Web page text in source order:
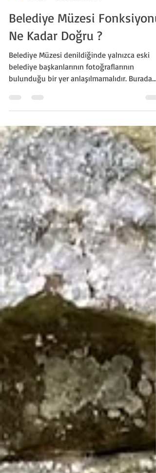
17 Tem
3 dakikada okunur
Belediye Müzesi Fonksiyonu
Ne Kadar Doğru ?
Belediye Müzesi denildiğinde yalnızca eski
bulunduğu bir yer anlaşılmamalıdır. Burada
anlatılabilecek çok daha geniş bir hikâye
vardır.